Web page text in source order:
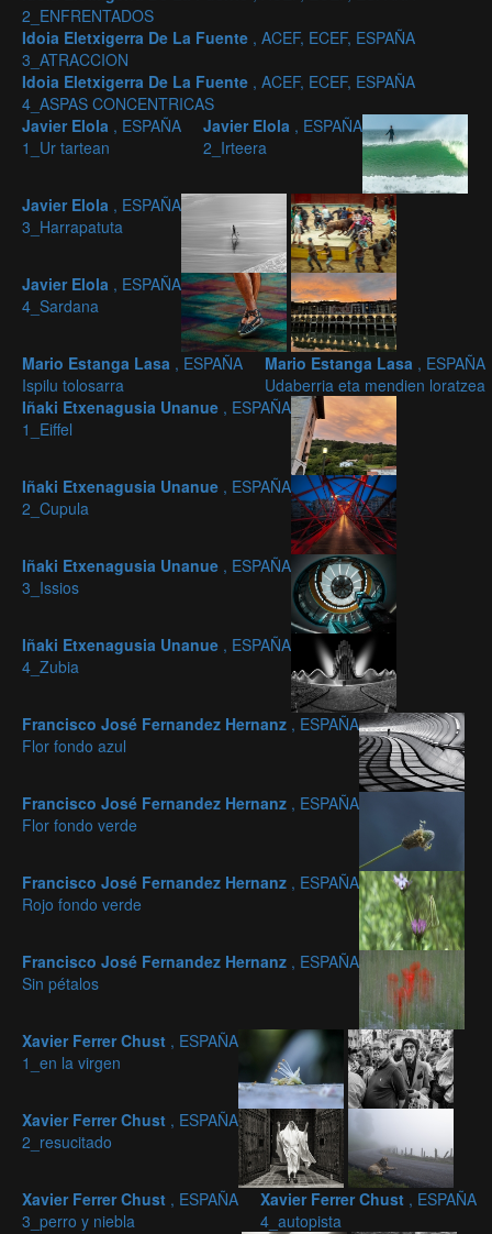
2_ENFRENTADOS
Idoia Eletxigerra De La Fuente , ACEF, ECEF, ESPAÑA
3_ATRACCION
Idoia Eletxigerra De La Fuente , ACEF, ECEF, ESPAÑA
4_ASPAS CONCENTRICAS
Javier Elola , ESPAÑA
1_Ur tartean
Javier Elola , ESPAÑA
2_Irteera
Javier Elola , ESPAÑA
3_Harrapatuta
Javier Elola , ESPAÑA
4_Sardana
Mario Estanga Lasa , ESPAÑA
Ispilu tolosarra
Mario Estanga Lasa , ESPAÑA
Udaberria eta mendien loratzea
Iñaki Etxenagusia Unanue , ESPAÑA
1_Eiffel
Iñaki Etxenagusia Unanue , ESPAÑA
2_Cupula
Iñaki Etxenagusia Unanue , ESPAÑA
3_Issios
Iñaki Etxenagusia Unanue , ESPAÑA
4_Zubia
Francisco José Fernandez Hernanz , ESPAÑA
Flor fondo azul
Francisco José Fernandez Hernanz , ESPAÑA
Flor fondo verde
Francisco José Fernandez Hernanz , ESPAÑA
Rojo fondo verde
Francisco José Fernandez Hernanz , ESPAÑA
Sin pétalos
Xavier Ferrer Chust , ESPAÑA
1_en la virgen
Xavier Ferrer Chust , ESPAÑA
2_resucitado
Xavier Ferrer Chust , ESPAÑA
3_perro y niebla
Xavier Ferrer Chust , ESPAÑA
4_autopista